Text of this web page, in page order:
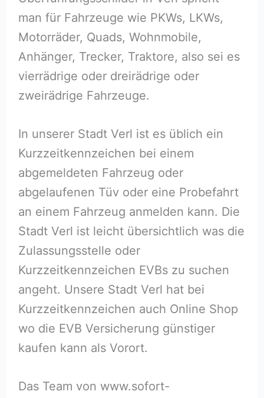
man für Fahrzeuge wie PKWs, LKWs,
Motorräder, Quads, Wohnmobile,
Anhänger, Trecker, Traktore, also sei es
vierrädrige oder dreirädrige oder
zweirädrige Fahrzeuge.
In unserer Stadt Verl ist es üblich ein
Kurzzeitkennzeichen bei einem
abgemeldeten Fahrzeug oder
abgelaufenen Tüv oder eine Probefahrt
an einem Fahrzeug anmelden kann. Die
Stadt Verl ist leicht übersichtlich was die
Zulassungsstelle oder
Kurzzeitkennzeichen EVBs zu suchen
angeht. Unsere Stadt Verl hat bei
Kurzzeitkennzeichen auch Online Shop
wo die EVB Versicherung günstiger
kaufen kann als Vorort.
Das Team von www.sofort-